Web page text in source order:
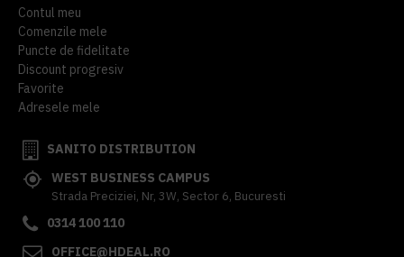
Contul meu
Comenzile mele
Puncte de fidelitate
Discount progresiv
Favorite
Adresele mele
SANITO DISTRIBUTION
WEST BUSINESS CAMPUS
Strada Preciziei, Nr, 3W, Sector 6, Bucuresti
0314 100 110
OFFICE@HDEAL.RO